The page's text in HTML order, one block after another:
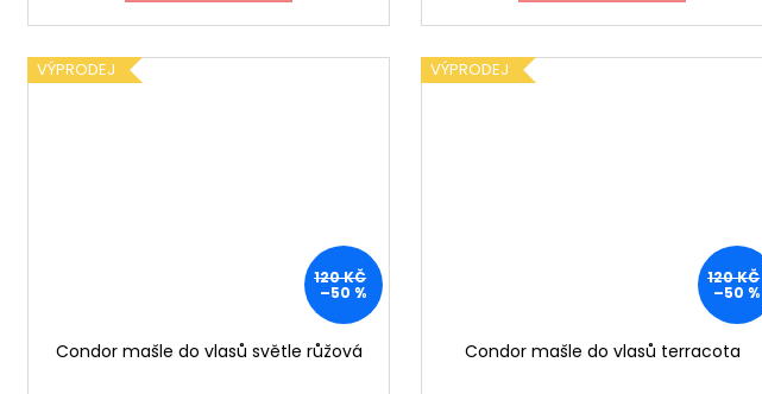
VÝPRODEJ
120 KČ
–50 %
Condor mašle do vlasů světle růžová
VÝPRODEJ
120 KČ
–50 %
Condor mašle do vlasů terracota